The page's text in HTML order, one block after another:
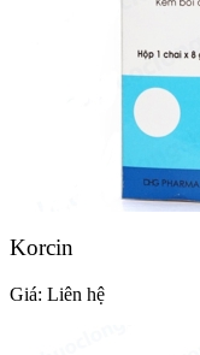
Korcin
Giá: Liên hệ